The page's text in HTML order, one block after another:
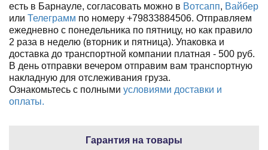
есть в Барнауле, согласовать можно в Вотсапп, Вайбер
или Телеграмм по номеру +79833884506. Отправляем
ежедневно с понедельника по пятницу, но как правило
2 раза в неделю (вторник и пятница). Упаковка и
доставка до транспортной компании платная - 500 руб.
В день отправки вечером отправим вам транспортную
накладную для отслеживания груза.
Ознакомьтесь с полными условиями доставки и
оплаты.
Гарантия на товары